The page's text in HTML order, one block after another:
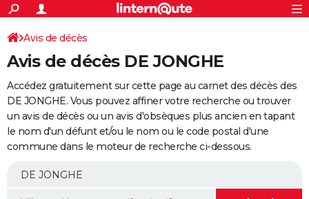
ACTUALITÉS
Politique
Société
Faits Divers
Education
Monde
Villes
+
SPORT
Coupe du monde 2026
Football
Tennis
Cyclisme
Rugby
Forum
Programme TV
TNT
Streaming
Cinéma
Sorties cinéma
Musique
+
FINANCE
Impôts
Immobilier
Risques naturels par ville
Banque
Assurance
Crédit
AUTO
Essais
Réserver un essai
Citadines
Berlines
SUV
Forum auto
+
Mobiles
Meilleur smartphone
Internet
Ordinateurs
Jeux vidéo
Guide high-tech
Avis de décès
Avis de décès DE JONGHE
Accédez gratuitement sur cette page au carnet des décès des
DE JONGHE. Vous pouvez affiner votre recherche ou trouver
un avis de décès ou un avis d'obsèques plus ancien en tapant
le nom d'un défunt et/ou le nom ou le code postal d'une
commune dans le moteur de recherche ci-dessous.